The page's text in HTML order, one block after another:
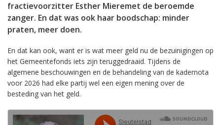
fractievoorzitter Esther Mieremet de beroemde
zanger. En dat was ook haar boodschap: minder
praten, meer doen.
En dat kan ook, want er is wat meer geld nu de bezuinigingen op
het Gemeentefonds iets zijn teruggedraaid. Tijdens de
algemene beschouwingen en de behandeling van de kadernota
voor 2026 had elke partij wel een eigen mening over de
besteding van het geld.